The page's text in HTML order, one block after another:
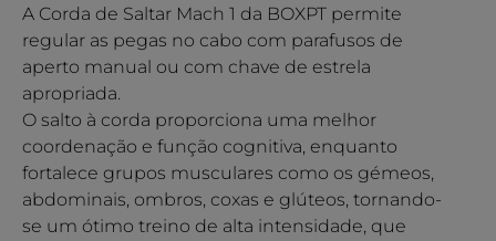
A Corda de Saltar Mach 1 da BOXPT permite
regular as pegas no cabo com parafusos de
aperto manual ou com chave de estrela
apropriada.
O salto à corda proporciona uma melhor
coordenação e função cognitiva, enquanto
fortalece grupos musculares como os gémeos,
abdominais, ombros, coxas e glúteos, tornando-
se um ótimo treino de alta intensidade, que